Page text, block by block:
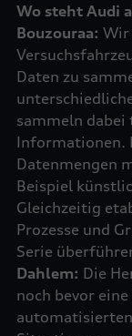
Wo steht Audi
Bouzouraa: Wir
Daten zu
sammeln dabei
Informationen.
Datenmengen
Beispiel
Gleichzeitig
Prozesse und
Dahlem: Die
noch bevor